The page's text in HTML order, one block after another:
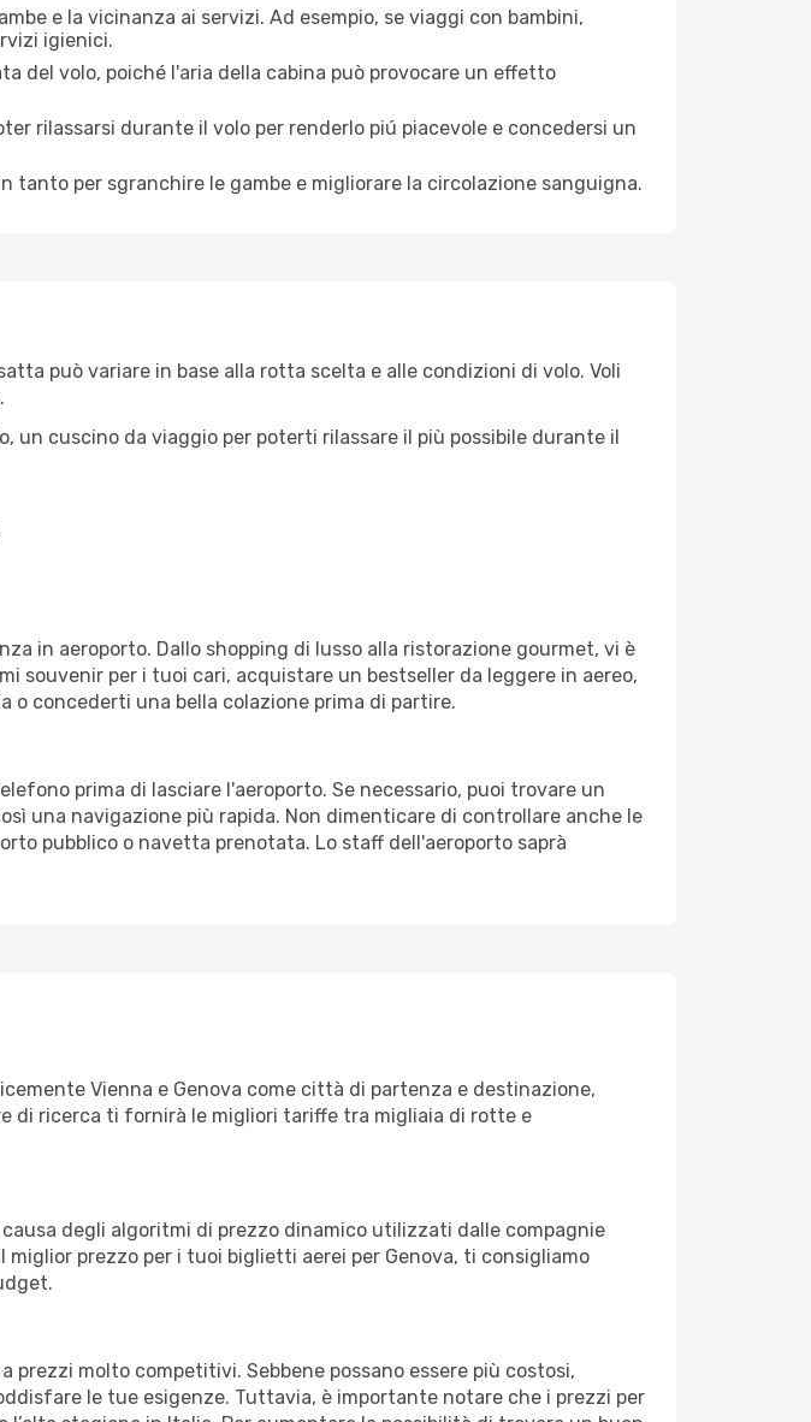
e la vicinanza ai servizi. Ad esempio, se viaggi con bambini,
igienici.
del volo, poiché l'aria della cabina può provocare un effetto
rilassarsi durante il volo per renderlo piú piacevole e concedersi un
tanto per sgranchire le gambe e migliorare la circolazione sanguigna.
può variare in base alla rotta scelta e alle condizioni di volo. Voli
un cuscino da viaggio per poterti rilassare il più possibile durante il
in aeroporto. Dallo shopping di lusso alla ristorazione gourmet, vi è
souvenir per i tuoi cari, acquistare un bestseller da leggere in aereo,
concederti una bella colazione prima di partire.
prima di lasciare l'aeroporto. Se necessario, puoi trovare un
una navigazione più rapida. Non dimenticare di controllare anche le
pubblico o navetta prenotata. Lo staff dell'aeroporto saprà
Vienna e Genova come città di partenza e destinazione,
di ricerca ti fornirà le migliori tariffe tra migliaia di rotte e
degli algoritmi di prezzo dinamico utilizzati dalle compagnie
prezzo per i tuoi biglietti aerei per Genova, ti consigliamo
molto competitivi. Sebbene possano essere più costosi,
le tue esigenze. Tuttavia, è importante notare che i prezzi per